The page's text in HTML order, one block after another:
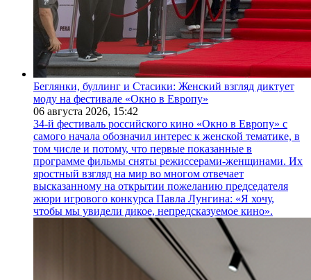
Беглянки, буллинг и Стасики: Женский взгляд диктует
моду на фестивале «Окно в Европу»
06 августа 2026, 15:42
34-й фестиваль российского кино «Окно в Европу» с
самого начала обозначил интерес к женской тематике, в
том числе и потому, что первые показанные в
программе фильмы сняты режиссерами-женщинами. Их
яростный взгляд на мир во многом отвечает
высказанному на открытии пожеланию председателя
жюри игрового конкурса Павла Лунгина: «Я хочу,
чтобы мы увидели дикое, непредсказуемое кино».